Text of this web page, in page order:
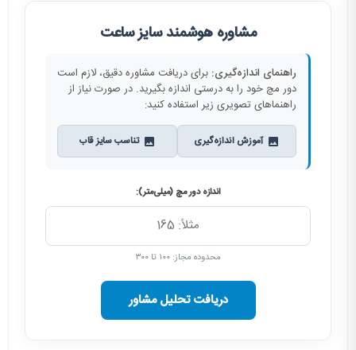
مشاوره هوشمند سایز ساعت
راهنمای اندازه‌گیری: برای دریافت مشاوره دقیق، لازم است
دور مچ خود را به درستی اندازه بگیرید. در صورت نیاز از
راهنماهای تصویری زیر استفاده کنید:
آموزش اندازه‌گیری تناسب سایز قاب
اندازه دور مچ (میلی‌متر):
محدوده مجاز: ۱۰۰ تا ۳۰۰
دریافت تحلیل مشاور